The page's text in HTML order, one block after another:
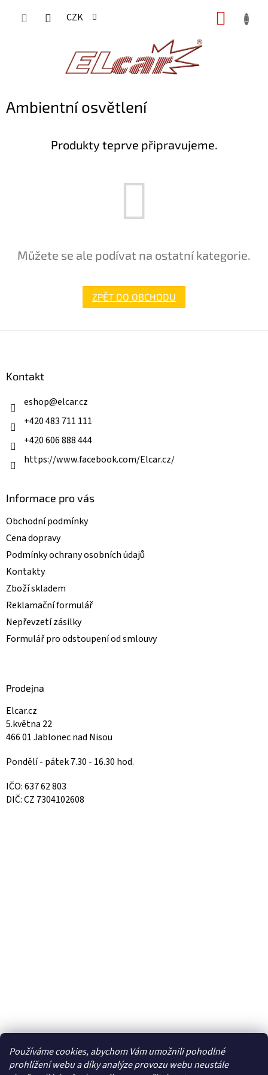
Používáme cookies, abychom Vám umožnili pohodlné
prohlížení webu a díky analýze provozu webu neustále
CZK
Ambientní osvětlení
Produkty teprve připravujeme.
Můžete se ale podívat na ostatní kategorie.
ZPĚT DO OBCHODU
Kontakt
eshop@elcar.cz
+420 483 711 111
+420 606 888 444
https://www.facebook.com/Elcar.cz/
Informace pro vás
Obchodní podmínky
Cena dopravy
Podmínky ochrany osobních údajů
Kontakty
Zboží skladem
Reklamační formulář
Nepřevzetí zásilky
Formulář pro odstoupení od smlouvy
Prodejna
Elcar.cz
5.května 22
466 01 Jablonec nad Nisou
Pondělí - pátek 7.30 - 16.30 hod.
IČO: 637 62 803
DIČ: CZ 7304102608
Facebook